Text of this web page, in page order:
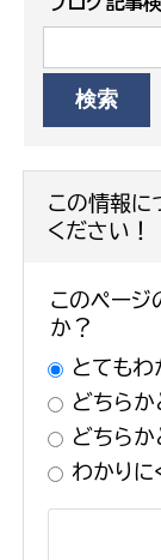
この情報に
ください！
このページ
か？
とてもわ
どちらか
どちらか
わかりに